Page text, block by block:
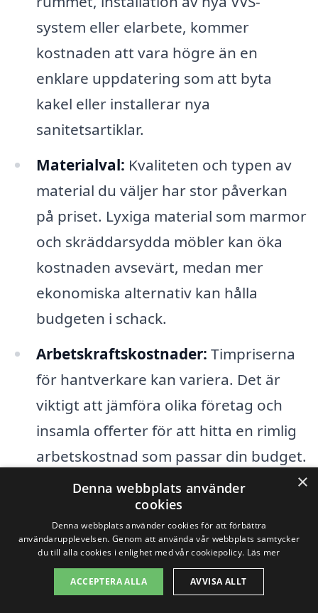
system eller elarbete, kommer
kostnaden att vara högre än en
enklare uppdatering som att byta
kakel eller installerar nya
sanitetsartiklar.
Materialval: Kvaliteten och typen av
material du väljer har stor påverkan
på priset. Lyxiga material som marmor
och skräddarsydda möbler kan öka
kostnaden avsevärt, medan mer
ekonomiska alternativ kan hålla
budgeten i schack.
Arbetskraftskostnader: Timpriserna
för hantverkare kan variera. Det är
viktigt att jämföra olika företag och
insamla offerter för att hitta en rimlig
arbetskostnad som passar din budget.
Tillstånd och regler:I vissa fall kan
det krävas bygglov eller andra
tillstånd för att genomföra en
badrumsrenovering. Dessa kostnader
kan påverka det totala priset, så det är
×
Denna webbplats använder
cookies
Denna webbplats använder cookies för att förbättra
användarupplevelsen. Genom att använda vår webbplats samtycker
du till alla cookies i enlighet med vår cookiepolicy. Läs mer
ACCEPTERA ALLA AVVISA ALLT